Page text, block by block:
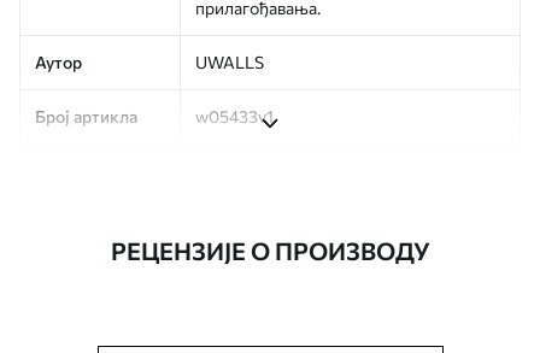
прилагођавања.
Аутор UWALLS
Број артикла w05433v1
РЕЦЕНЗИЈЕ О ПРОИЗВОДУ